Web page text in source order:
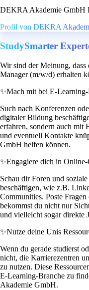
DEKRA Akademie GmbH
Profil von DEKRA
StudySmarter
Wir sind der Meinung, dass
Manager (m/w/d) erhalten
✨Mach mit bei E-
Such nach Konferenzen
digitaler Bildung
erfahren, sondern auch mit
und eventuell Kontakte
GmbH helfen können.
✨Engagiere dich in
Schau dir Foren und
beschäftigen, wie z.B.
Communities. Poste
bekommst du nicht nur
und vielleicht sogar direkte
✨Nutze deine Unis
Wenn du gerade studierst
nicht, die Karrierezentren
zu nutzen. Diese
E-Learning-Branche zu
Akademie GmbH.